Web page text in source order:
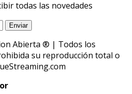
todas las novedades
Abierta ® | Todos los
su reproducción total o